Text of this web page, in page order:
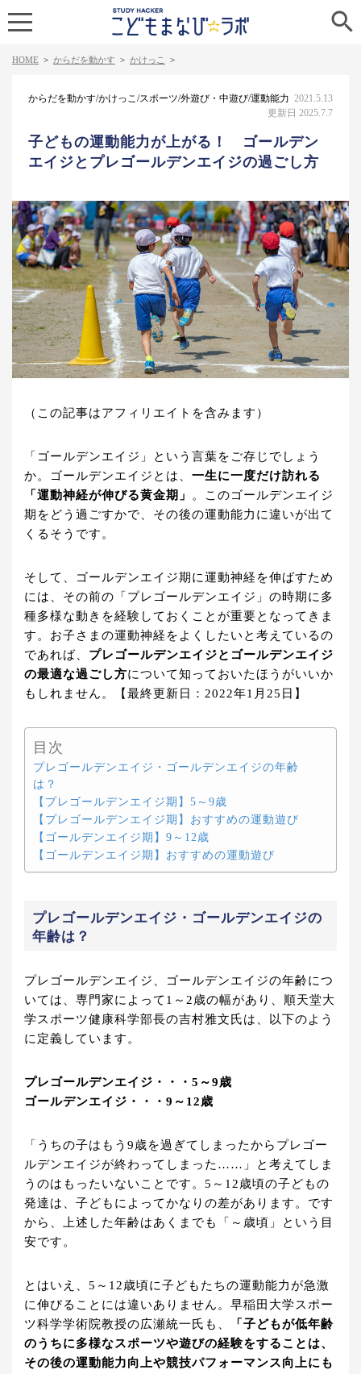

HOME > からだを動かす > かけっこ >
からだを動かす/かけっこ/スポーツ/外遊び・中遊び/運動能力
2021.5.13
更新日 2025.7.7
子どもの運動能力が上がる！ ゴールデン
エイジとプレゴールデンエイジの過ごし方
（この記事はアフィリエイトを含みます）
「ゴールデンエイジ」という言葉をご存じでしょう
か。ゴールデンエイジとは、 一生に一度だけ訪れる
「運動神経が伸びる黄金期」
。このゴールデンエイジ
期をどう過ごすかで、その後の運動能力に違いが出て
くるそうです。
そして、ゴールデンエイジ期に運動神経を伸ばすため
には、その前の「プレゴールデンエイジ」の時期に多
種多様な動きを経験しておくことが重要となってきま
す。お子さまの運動神経をよくしたいと考えているの
であれば、 プレゴールデンエイジとゴールデンエイジ
の最適な過ごし方について知っておいたほうがいいか
もしれません。【最終更新日：2022年1月25日】
目次
プレゴールデンエイジ・ゴールデンエイジの年齢
は？
【プレゴールデンエイジ期】5～9歳
【プレゴールデンエイジ期】おすすめの運動遊び
【ゴールデンエイジ期】9～12歳
【ゴールデンエイジ期】おすすめの運動遊び
プレゴールデンエイジ・ゴールデンエイジの
年齢は？
プレゴールデンエイジ、ゴールデンエイジの年齢につ
いては、専門家によって1～2歳の幅があり、順天堂大
学スポーツ健康科学部長の吉村雅文氏は、以下のよう
に定義しています。
プレゴールデンエイジ・・・5～9歳
ゴールデンエイジ・・・9～12歳
「うちの子はもう9歳を過ぎてしまったからプレゴー
ルデンエイジが終わってしまった……」と考えてしま
うのはもったいないことです。5～12歳頃の子どもの
発達は、子どもによってかなりの差があります。です
から、上述した年齢はあくまでも「～歳頃」という目
安です。
とはいえ、5～12歳頃に子どもたちの運動能力が急激
に伸びることには違いありません。早稲田大学スポー
ツ科学学術院教授の広瀬統一氏も、
「子どもが低年齢
のうちに多様なスポーツや遊びの経験をすることは、
その後の運動能力向上や競技パフォーマンス向上にも